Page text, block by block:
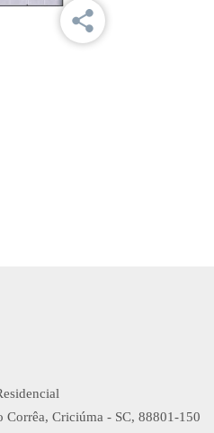
Corrêa, Criciúma - SC, 88801-150